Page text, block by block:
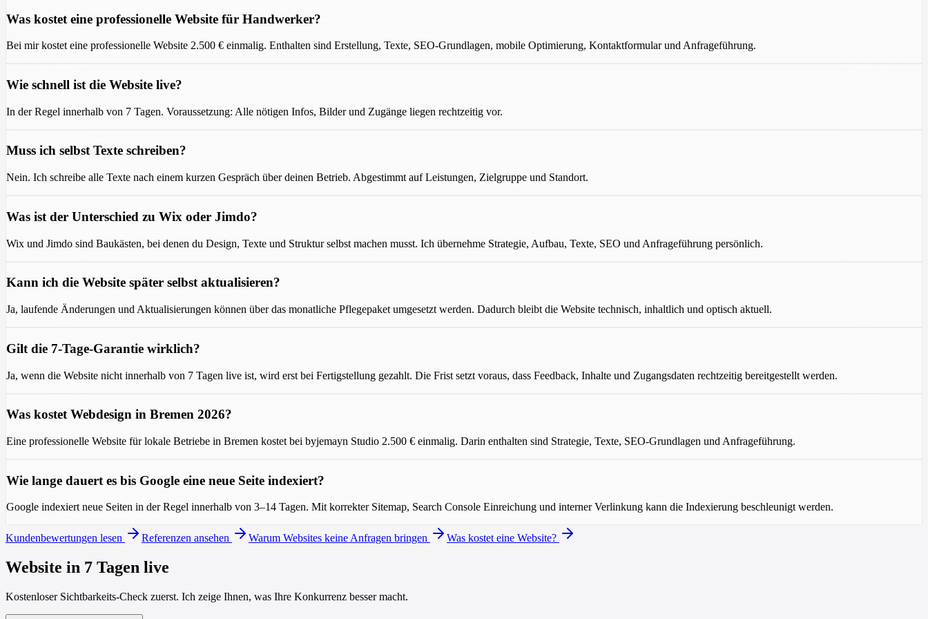
Was kostet eine professionelle Website für Handwerker?
Bei mir kostet eine professionelle Website 2.500 € einmalig. Enthalten sind Erstellung, Texte, SEO-Grundlagen, mobile Optimierung, Kontaktformular und Anfrageführung.
Wie schnell ist die Website live?
In der Regel innerhalb von 7 Tagen. Voraussetzung: Alle nötigen Infos, Bilder und Zugänge liegen rechtzeitig vor.
Muss ich selbst Texte schreiben?
Nein. Ich schreibe alle Texte nach einem kurzen Gespräch über deinen Betrieb. Abgestimmt auf Leistungen, Zielgruppe und Standort.
Was ist der Unterschied zu Wix oder Jimdo?
Wix und Jimdo sind Baukästen, bei denen du Design, Texte und Struktur selbst machen musst. Ich übernehme Strategie, Aufbau, Texte, SEO und Anfrageführung persönlich.
Kann ich die Website später selbst aktualisieren?
Ja, laufende Änderungen und Aktualisierungen können über das monatliche Pflegepaket umgesetzt werden. Dadurch bleibt die Website technisch, inhaltlich und optisch aktuell.
Gilt die 7-Tage-Garantie wirklich?
Ja, wenn die Website nicht innerhalb von 7 Tagen live ist, wird erst bei Fertigstellung gezahlt. Die Frist setzt voraus, dass Feedback, Inhalte und Zugangsdaten rechtzeitig bereitgestellt werden.
Was kostet Webdesign in Bremen 2026?
Eine professionelle Website für lokale Betriebe in Bremen kostet bei byjemayn Studio 2.500 € einmalig. Darin enthalten sind Strategie, Texte, SEO-Grundlagen und Anfrageführung.
Wie lange dauert es bis Google eine neue Seite indexiert?
Google indexiert neue Seiten in der Regel innerhalb von 3–14 Tagen. Mit korrekter Sitemap, Search Console Einreichung und interner Verlinkung kann die Indexierung beschleunigt werden.
Kundenbewertungen lesen Referenzen ansehen Warum Websites keine Anfragen bringen Was kostet eine Website?
Website in 7 Tagen live
Kostenloser Sichtbarkeits-Check zuerst. Ich zeige Ihnen, was Ihre Konkurrenz besser macht.